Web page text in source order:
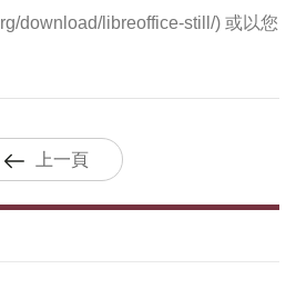
download/libreoffice-still/) 或以您
上一頁